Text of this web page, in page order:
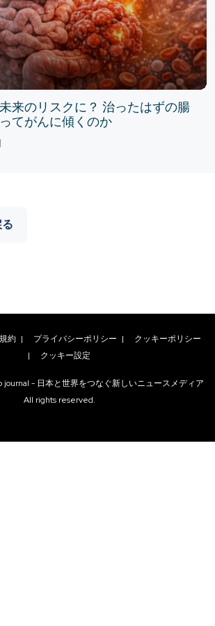
来のリスクに？ 治ったはずの腸
てがんに傾くのか
約 | プライバシーポリシー | クッキーポリシー
| クッキー設定
journal - 日本と世界をつなぐ新しいニュースメディア
All rights reserved.